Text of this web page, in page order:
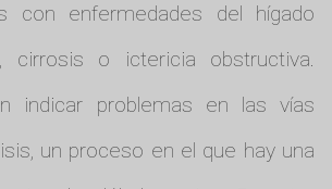
con enfermedades del hígado
cirrosis o ictericia obstructiva.
indicar problemas en las vías
un proceso en el que hay una